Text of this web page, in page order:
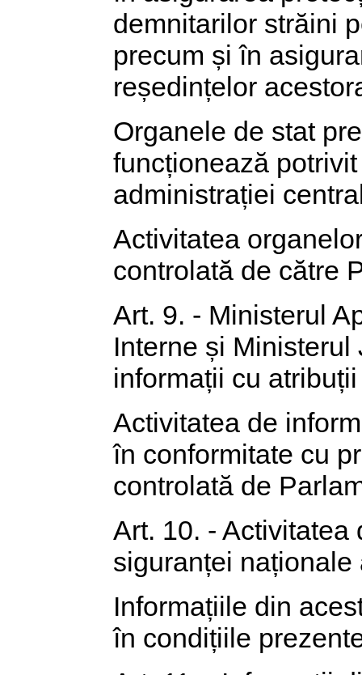
demnitarilor străini
precum și în
reședințelor
Organele de stat
funcționează
administrației
Activitatea
controlată de către
Art. 9. - Ministerul
Interne și
informații cu
Activitatea de
în conformitate cu
controlată de
Art. 10. -
siguranței naționale
Informațiile din
în condițiile